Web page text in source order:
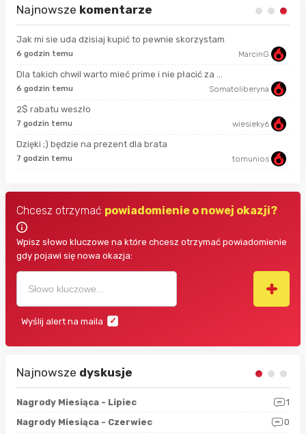
Najnowsze komentarze
Jak mi sie uda dzisiaj kupić to pewnie skorzystam
6 godzin temu MarcinG
Dla takich chwil warto mieć prime i nie płacić za ...
6 godzin temu Somatoliberyna
2$ rabatu weszło
7 godzin temu wiesieky6
Dzięki ;) będzie na prezent dla brata
7 godzin temu tomunios
Chcesz otrzymać powiadomienie o nowej okazji?
Wpisz słowo kluczowe na które chcesz otrzymać powiadomienie
gdy pojawi się nowa okazja:
Wyślij alert na maila
Najnowsze dyskusje
Nagrody Miesiąca - Lipiec
1
Nagrody Miesiąca - Czerwiec
0